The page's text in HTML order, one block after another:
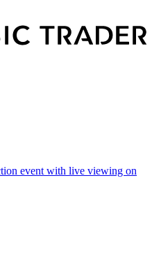
event with live viewing on